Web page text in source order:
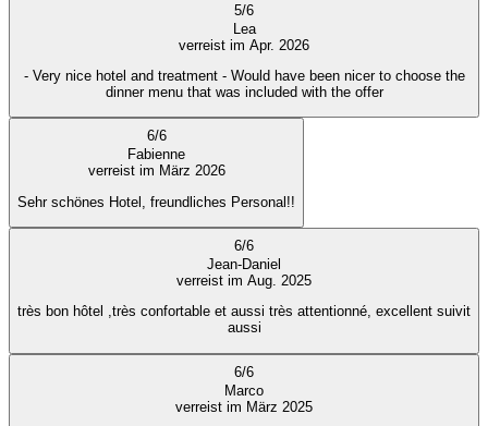
5/6
Lea
verreist im Apr. 2026
- Very nice hotel and treatment - Would have been nicer to choose the
dinner menu that was included with the offer
6/6
Fabienne
verreist im März 2026
Sehr schönes Hotel, freundliches Personal!!
6/6
Jean-Daniel
verreist im Aug. 2025
très bon hôtel ,très confortable et aussi très attentionné, excellent suivit
aussi
6/6
Marco
verreist im März 2025